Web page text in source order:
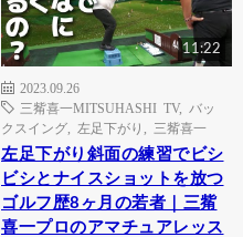
11:22
2023.09.26
三觜喜一MITSUHASHI TV, バッ
クスイング
左足下がり 三觜喜一
左足下がり斜面の練習でビシ
ビシとナイスショットを放つ
ゴルフ歴8ヶ月の若者｜三觜
喜一プロのアマチュアレッス